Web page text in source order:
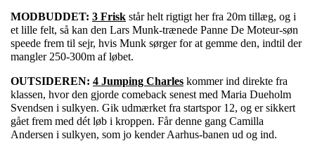
MODBUDDET: 3 Frisk står helt rigtigt her fra 20m tillæg, og i
et lille felt, så kan den Lars Munk-trænede Panne De Moteur-søn
speede frem til sejr, hvis Munk sørger for at gemme den, indtil der
mangler 250-300m af løbet.
OUTSIDEREN: 4 Jumping Charles kommer ind direkte fra
klassen, hvor den gjorde comeback senest med Maria Dueholm
Svendsen i sulkyen. Gik udmærket fra startspor 12, og er sikkert
gået frem med dét løb i kroppen. Får denne gang Camilla
Andersen i sulkyen, som jo kender Aarhus-banen ud og ind.